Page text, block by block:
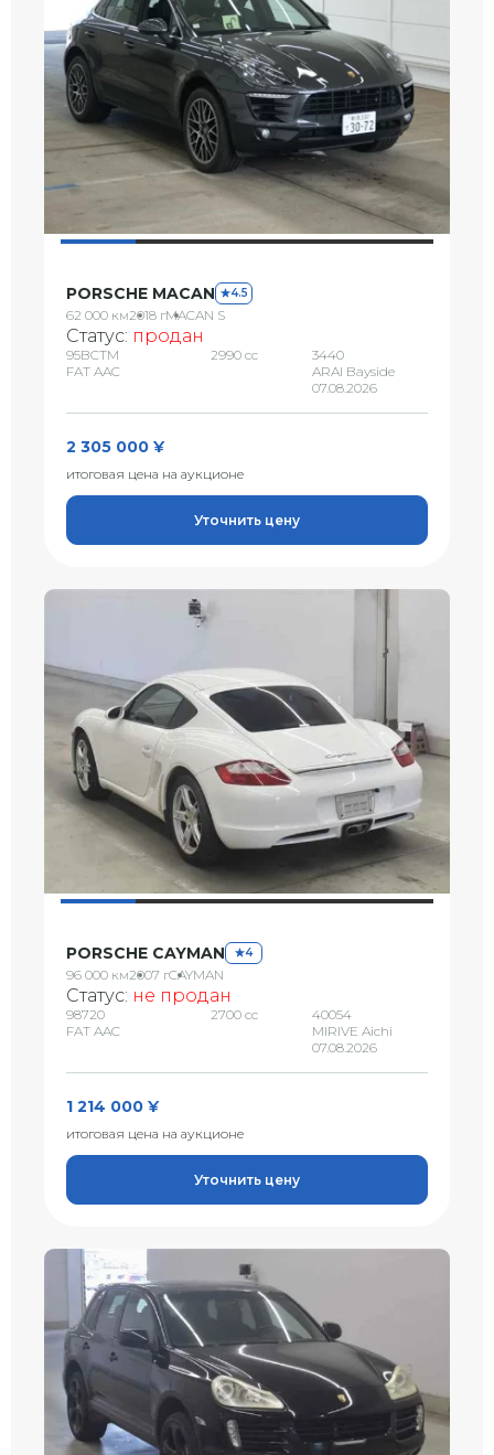
PORSCHE MACAN 4.5
62 000 км2018 гMACAN S
Статус: продан
95BCTM
FAT AAC
2990 сс
3440
ARAI Bayside
07.08.2026
2 305 000 ¥
итоговая цена на аукционе
Уточнить цену
PORSCHE CAYMAN 4
96 000 км2007 гCAYMAN
Статус: не продан
98720
FAT AAC
2700 сс
40054
MIRIVE Aichi
07.08.2026
1 214 000 ¥
итоговая цена на аукционе
Уточнить цену